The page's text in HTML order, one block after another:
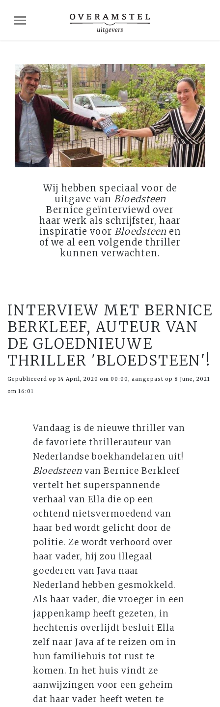
Wij hebben speciaal voor de
uitgave van Bloedsteen
Bernice geïnterviewd over
haar werk als schrijfster, haar
inspiratie voor Bloedsteen en
of we al een volgende thriller
kunnen verwachten.
INTERVIEW MET BERNICE
BERKLEEF, AUTEUR VAN
DE GLOEDNIEUWE
THRILLER 'BLOEDSTEEN'!
Gepubliceerd op 14 April, 2020 om 00:00, aangepast op 8 June, 2021
om 16:01
Vandaag is de nieuwe thriller van
de favoriete thrillerauteur van
Nederlandse boekhandelaren uit!
Bloedsteen van Bernice Berkleef
vertelt het superspannende
verhaal van Ella die op een
ochtend nietsvermoedend van
haar bed wordt gelicht door de
politie. Ze wordt verhoord over
haar vader, hij zou illegaal
goederen van Java naar
Nederland hebben gesmokkeld.
Als haar vader, die vroeger in een
jappenkamp heeft gezeten, in
hechtenis overlijdt besluit Ella
zelf naar Java af te reizen om in
hun familiehuis tot rust te
komen. In het huis vindt ze
aanwijzingen voor een geheim
dat haar vader heeft weten te